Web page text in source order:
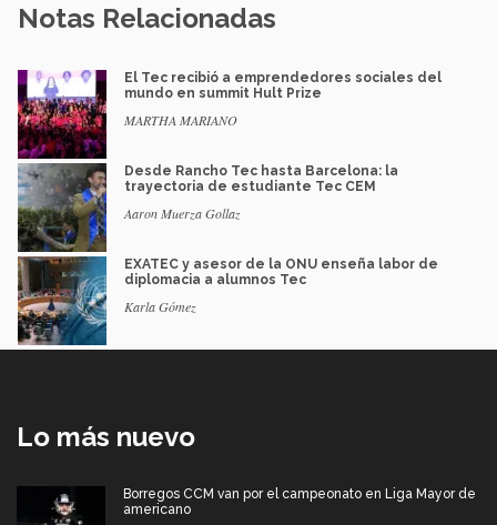
Notas Relacionadas
El Tec recibió a emprendedores sociales del
mundo en summit Hult Prize
MARTHA MARIANO
Desde Rancho Tec hasta Barcelona: la
trayectoria de estudiante Tec CEM
Aaron Muerza Gollaz
EXATEC y asesor de la ONU enseña labor de
diplomacia a alumnos Tec
Karla Gómez
Lo más nuevo
Borregos CCM van por el campeonato en Liga Mayor de
americano